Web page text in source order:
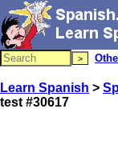
Learn Spanish >
test #30617